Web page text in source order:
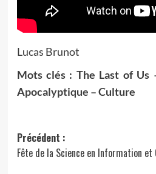
Lucas Brunot
Mots clés : The Last of Us
Apocalyptique – Culture
Navigation
d’article
Précédent :
Fête de la Science en Information et